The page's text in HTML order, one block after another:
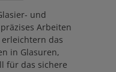
und
Arbeiten
das
in Glasuren,
für das sichere